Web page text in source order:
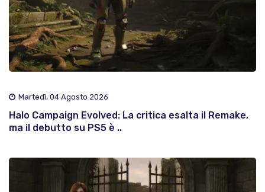
Martedì, 04 Agosto 2026
Halo Campaign Evolved: La critica esalta il Remake,
ma il debutto su PS5 è ..